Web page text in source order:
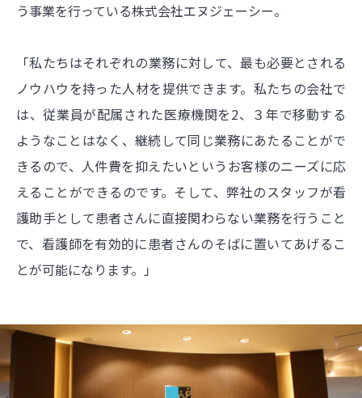
う事業を行っている株式会社エヌジェーシー。
「私たちはそれぞれの業務に対して、最も必要とされる
ノウハウを持った人材を提供できます。私たちの会社で
は、従業員が配属された医療機関を2、３年で移動する
ようなことはなく、継続して同じ業務にあたることがで
きるので、人件費を抑えたいというお客様のニーズに応
えることができるのです。そして、弊社のスタッフが看
護助手として患者さんに直接関わらない業務を行うこと
で、看護師を有効的に患者さんのそばに置いてあげるこ
とが可能になります。」